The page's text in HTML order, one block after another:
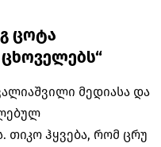
ცოტა
მედიასა და
თიკო ჰყვება, რომ ცრუ